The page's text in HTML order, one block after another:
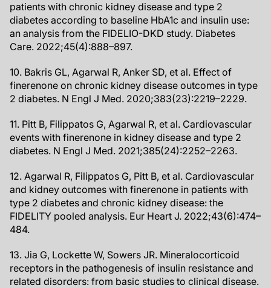
patients with chronic kidney disease and type 2
diabetes according to baseline HbA1c and insulin use:
an analysis from the FIDELIO-DKD study. Diabetes
Care. 2022;45(4):888–897.
10. Bakris GL, Agarwal R, Anker SD, et al. Effect of
finerenone on chronic kidney disease outcomes in type
2 diabetes. N Engl J Med. 2020;383(23):2219–2229.
11. Pitt B, Filippatos G, Agarwal R, et al. Cardiovascular
events with finerenone in kidney disease and type 2
diabetes. N Engl J Med. 2021;385(24):2252–2263.
12. Agarwal R, Filippatos G, Pitt B, et al. Cardiovascular
and kidney outcomes with finerenone in patients with
type 2 diabetes and chronic kidney disease: the
FIDELITY pooled analysis. Eur Heart J. 2022;43(6):474–
484.
13. Jia G, Lockette W, Sowers JR. Mineralocorticoid
receptors in the pathogenesis of insulin resistance and
related disorders: from basic studies to clinical disease.